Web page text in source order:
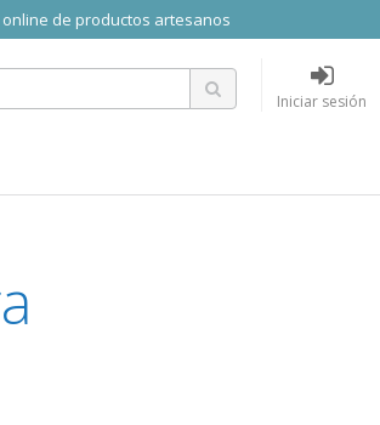
de productos artesanos
Iniciar sesión